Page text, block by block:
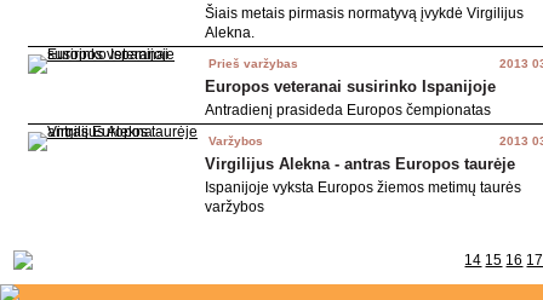
Šiais metais pirmasis normatyvą įvykdė Virgilijus
Alekna.
Prieš varžybas 2013
Europos veteranai susirinko Ispanijoje
Antradienį prasideda Europos čempionatas
Varžybos 2013
Virgilijus Alekna - antras Europos taurėje
Ispanijoje vyksta Europos žiemos metimų taurės
varžybos
14 15 16 17